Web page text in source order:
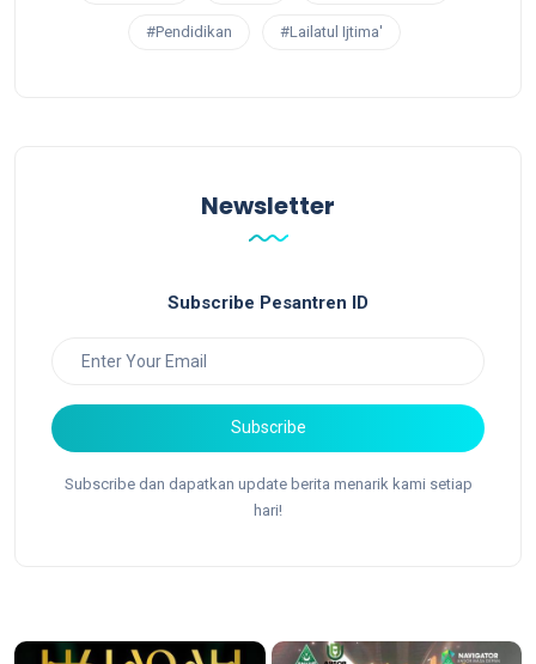
#Pendidikan #Lailatul Ijtima'
Newsletter
Subscribe Pesantren ID
Subscribe
Subscribe dan dapatkan update berita menarik kami setiap
hari!